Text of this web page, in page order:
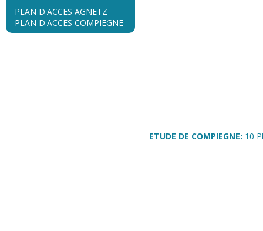
PLAN D'ACCES AGNETZ
PLAN D'ACCES COMPIEGNE
ETUDE DE COMPIEGNE: 10